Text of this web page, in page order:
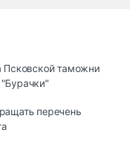
Псковской таможни
перечень